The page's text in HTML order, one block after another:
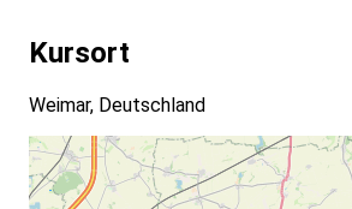
Kursort
Weimar, Deutschland